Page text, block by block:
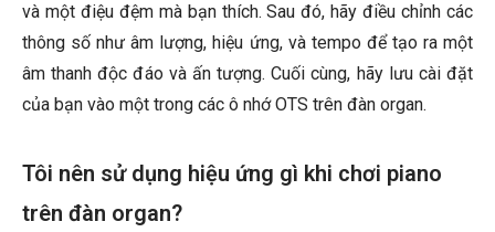
và một điệu đệm mà bạn thích. Sau đó, hãy điều chỉnh các
thông số như âm lượng, hiệu ứng, và tempo để tạo ra một
âm thanh độc đáo và ấn tượng. Cuối cùng, hãy lưu cài đặt
của bạn vào một trong các ô nhớ OTS trên đàn organ.
Tôi nên sử dụng hiệu ứng gì khi chơi piano
trên đàn organ?